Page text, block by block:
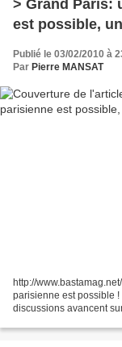
> Grand Paris:
est possible,
Publié le 03/02/2010 à
Par Pierre MANSAT
http://
parisienne est possible
discussions avancent